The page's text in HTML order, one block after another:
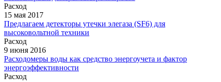
Расход
15 мая 2017
Предлагаем детекторы утечки элегаза (SF6) для
высоковольтной техники
Расход
9 июня 2016
Расходомеры воды как средство энергоучета и фактор
энергоэффективности
Расход